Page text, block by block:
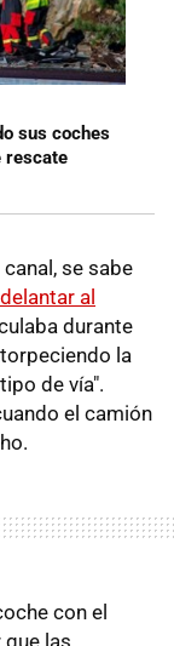
sus coches
rescate
se sabe
al
durante
la
de vía".
el camión
con el
las